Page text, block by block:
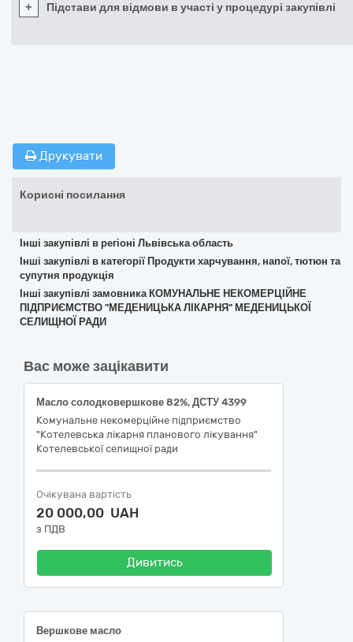
+ Підстави для відмови в участі у процедурі закупівлі
Друкувати
Корисні посилання
Інші закупівлі в регіоні Львівська область
Інші закупівлі в категорії Продукти харчування, напої, тютюн та
супутня продукція
Інші закупівлі замовника КОМУНАЛЬНЕ НЕКОМЕРЦІЙНЕ
ПІДПРИЄМСТВО "МЕДЕНИЦЬКА ЛІКАРНЯ" МЕДЕНИЦЬКОЇ
СЕЛИЩНОЇ РАДИ
Вас може зацікавити
Масло солодковершкове 82%, ДСТУ 4399
Комунальне некомерційне підприємство
"Котелевська лікарня планового лікування"
Котелевської селищної ради
Очікувана вартість
20 000,00 UAH
з ПДВ
Дивитись
Вершкове масло